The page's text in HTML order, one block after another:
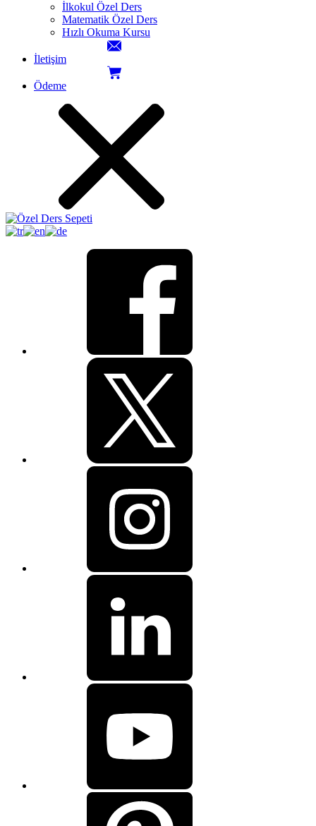
İlkokul Özel Ders
Matematik Özel Ders
Hızlı Okuma Kursu
İletişim
Ödeme